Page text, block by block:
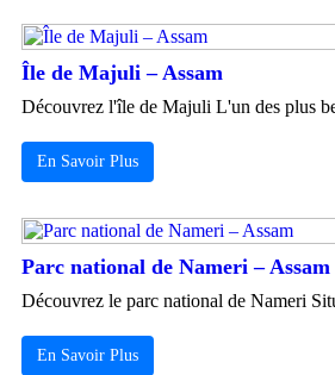
Île de Majuli – Assam
Découvrez l'île de Majuli L'un des plus
En Savoir Plus
Parc national de Nameri – Assam
Découvrez le parc national de Nameri
En Savoir Plus